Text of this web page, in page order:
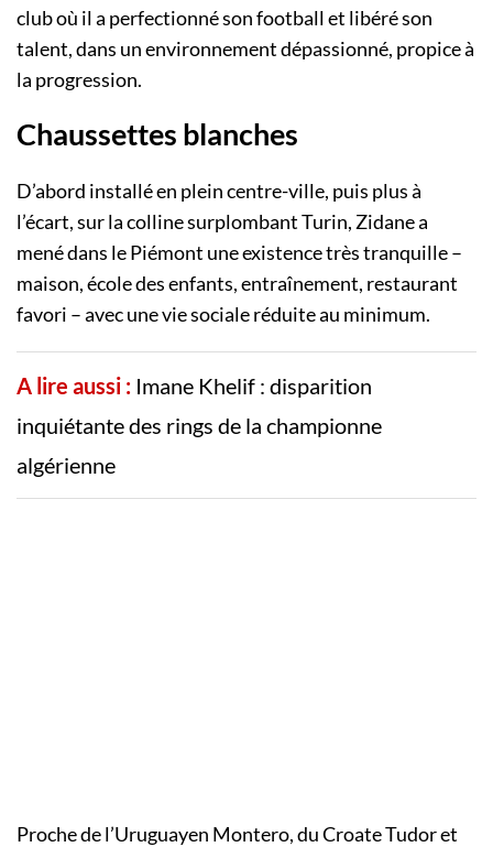
club où il a perfectionné son football et libéré son
talent, dans un environnement dépassionné, propice à
la progression.
Chaussettes blanches
D’abord installé en plein centre-ville, puis plus à
l’écart, sur la colline surplombant Turin, Zidane a
mené dans le Piémont une existence très tranquille –
maison, école des enfants, entraînement, restaurant
favori – avec une vie sociale réduite au minimum.
A lire aussi : Imane Khelif : disparition
inquiétante des rings de la championne
algérienne
Proche de l’Uruguayen Montero, du Croate Tudor et